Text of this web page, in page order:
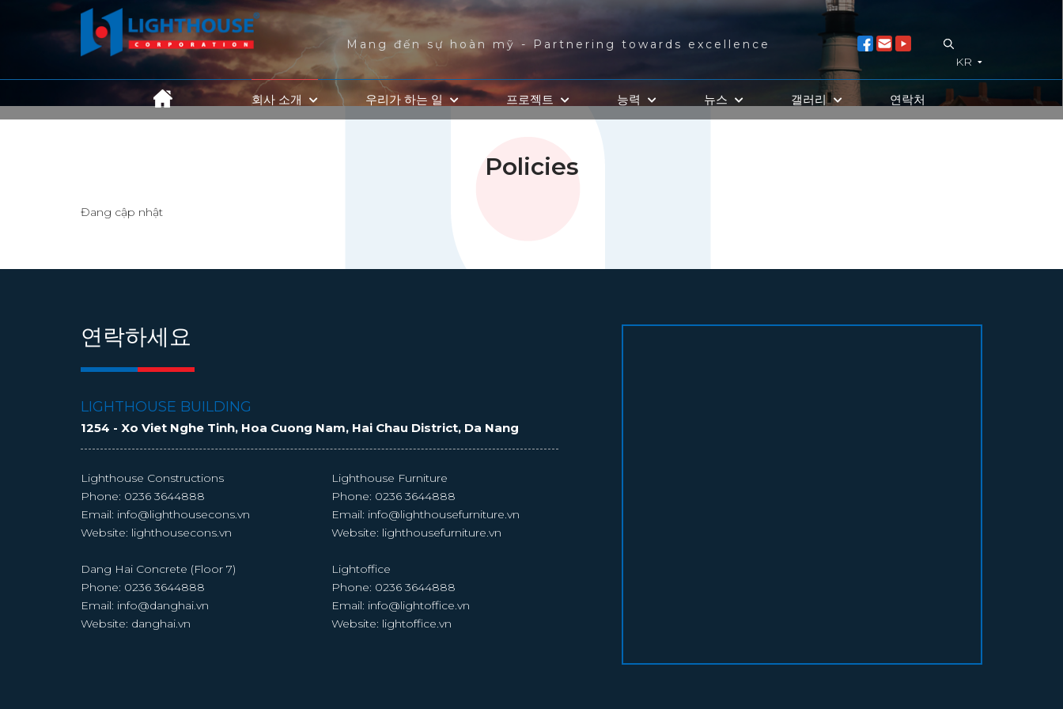
Mang đến sự hoàn mỹ - Partnering towards excellence
KR
회사 소개 우리가 하는 일 프로젝트 능력 뉴스 갤러리 연락처
Policies
Đang cập nhật
연락하세요
LIGHTHOUSE BUILDING
1254 - Xo Viet Nghe Tinh, Hoa Cuong Nam, Hai Chau District, Da Nang
Lighthouse Constructions
Phone: 0236 3644888
Email: info@lighthousecons.vn
Website: lighthousecons.vn
Lighthouse Furniture
Phone: 0236 3644888
Email: info@lighthousefurniture.vn
Website: lighthousefurniture.vn
Dang Hai Concrete (Floor 7)
Phone: 0236 3644888
Email: info@danghai.vn
Website: danghai.vn
Lightoffice
Phone: 0236 3644888
Email: info@lightoffice.vn
Website: lightoffice.vn